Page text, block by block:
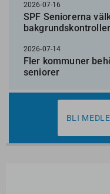
2026-07-16
SPF Seniorerna
2026-07-14
Fler kommuner
seniorer
BLI